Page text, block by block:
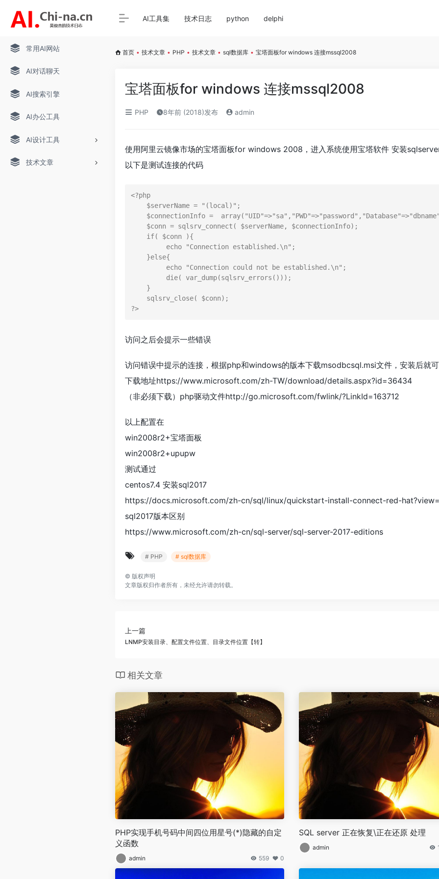
常用AI网站
AI对话聊天
AI搜索引擎
AI办公工具
AI设计工具
技术文章
AI工具集 技术日志 python delphi
首页 • 技术文章 • PHP • 技术文章 • sql数据库 • 宝塔面板for windows 连接mssql2008
宝塔面板for windows 连接mssql2008
PHP 8年前 (2018)发布 admin
使用阿里云镜像市场的宝塔面板for windows 2008，进入系统使用宝塔软件 安装
以下是测试连接的代码
<?php
?>
访问之后会提示一些错误
访问错误中提示的连接，根据php和windows的版本下载msodbcsql.msi文件，安装后就
下载地址https://www.microsoft.com/zh-TW/download/details.aspx?id=36434
（非必须下载）php驱动文件http://go.microsoft.com/fwlink/?LinkId=163712
以上配置在
win2008r2+宝塔面板
win2008r2+upupw
测试通过
centos7.4 安装sql2017
https://docs.microsoft.com/zh-cn/sql/linux/quickstart-install-connect-red-
sql2017版本区别
https://www.microsoft.com/zh-cn/sql-server/sql-server-2017-editions
# PHP # sql数据库
© 版权声明
文章版权归作者所有，未经允许请勿转载。
上一篇
LNMP安装目录、配置文件位置、目录文件位置【转】
相关文章
PHP实现手机号码中间四位用星号(*)隐藏的自定
义函数
admin 559 0
SQL server 正在恢复\正在还原 处理
admin